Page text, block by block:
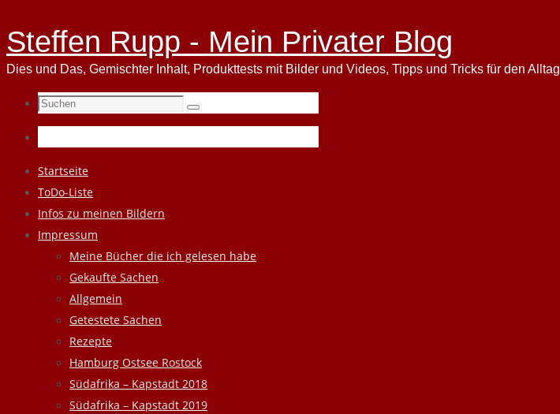
Steffen Rupp - Mein Privater Blog
Dies und Das, Gemischter Inhalt, Produkttests mit Bilder und Videos, Tipps und Tricks für den Alltag
Suchen
nach:
Suchen
Zum
Inhalt
springen
Startseite
ToDo-Liste
Infos zu meinen Bildern
Impressum
Meine Bücher die ich gelesen habe
Gekaufte Sachen
Allgemein
Getestete Sachen
Rezepte
Hamburg Ostsee Rostock
Südafrika – Kapstadt 2018
Südafrika – Kapstadt 2019